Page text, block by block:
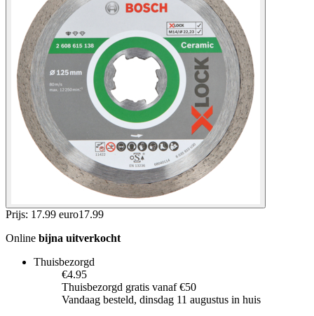
Prijs: 17.99 euro17.99
Online bijna uitverkocht
Thuisbezorgd
€4.95
Thuisbezorgd gratis vanaf €50
Vandaag besteld, dinsdag 11 augustus in huis